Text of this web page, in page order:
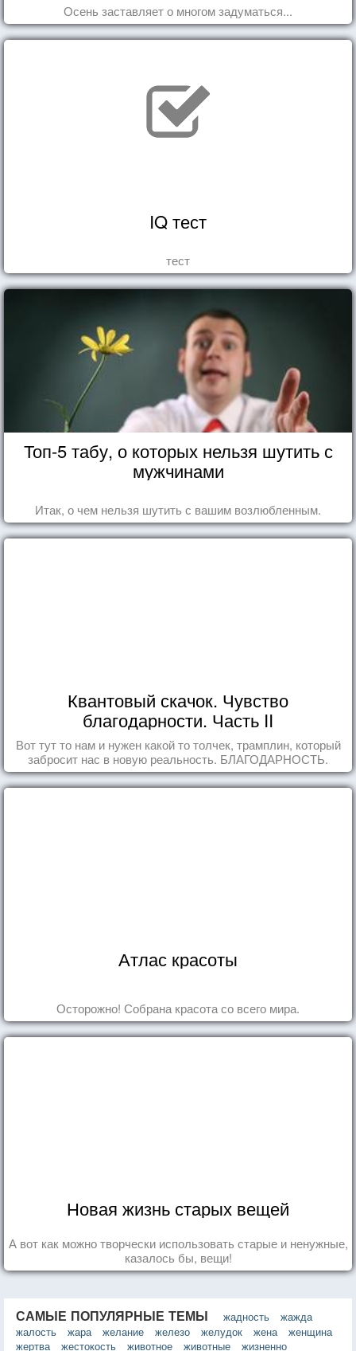
Осень заставляет о многом задуматься...
IQ тест
тест
Топ-5 табу, о которых нельзя шутить с
мужчинами
Итак, о чем нельзя шутить с вашим возлюбленным.
Квантовый скачок. Чувство
благодарности. Часть II
Вот тут то нам и нужен какой то толчек, трамплин, который
забросит нас в новую реальность. БЛАГОДАРНОСТЬ.
Атлас красоты
Осторожно! Собрана красота со всего мира.
Новая жизнь старых вещей
А вот как можно творчески использовать старые и ненужные,
казалось бы, вещи!
САМЫЕ ПОПУЛЯРНЫЕ ТЕМЫ жадность
жажда
жалость
жара желание железо желудок жена
женщина
жертва
жестокость животное животные жизненно